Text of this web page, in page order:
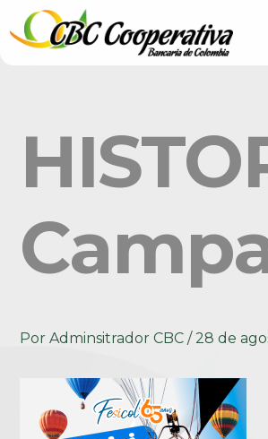
Por Adminsitrador CBC / 28 de